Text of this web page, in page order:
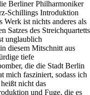
Berliner Philharmoniker
Schillings Introduktion
Werk ist nichts anderes als
Satzes des Streichquartetts
unglaublich
diesem Mitschnitt aus
tiefe
die die Stadt Berlin
mich fasziniert, sodass ich
nicht das
und Fuge, die es